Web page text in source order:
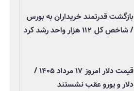
بازگشت قدرتمند خریداران به بورس
/ شاخص کل ۱۱۲ هزار واحد رشد کرد
قیمت دلار امروز ۱۷ مرداد ۱۴۰۵ /
دلار و یورو عقب نشستند